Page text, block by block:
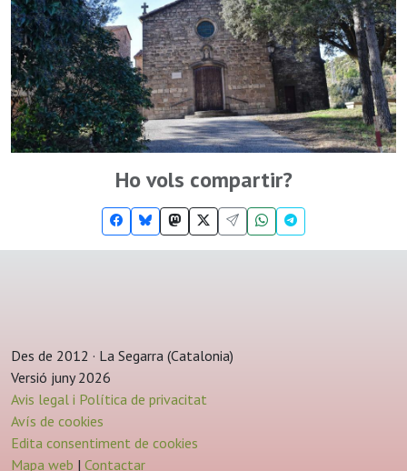
Ho vols compartir?
Des de 2012 · La Segarra (Catalonia)
Versió juny 2026
Avis legal i Política de privacitat
Avís de cookies
Edita consentiment de cookies
Mapa web | Contactar